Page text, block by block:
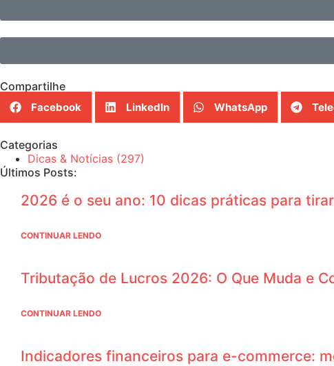
Compartilhe
Facebook LinkedIn WhatsApp
Categorias
Dicas & Notícias (297)
Últimos Posts:
2026 é o seu ano: 10 dicas práticas para
CONTINUAR LENDO
Tributação de Lucros 2026: O Que Muda e
CONTINUAR LENDO
Indicadores financeiros para e-commerce: